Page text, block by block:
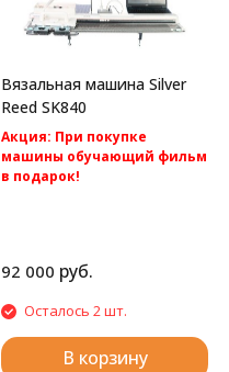
Вязальная машина Silver
Reed SK840
Акция: При покупке
машины обучающий фильм
в подарок!
SK840
92 000 руб.
Осталось 2 шт.
В корзину